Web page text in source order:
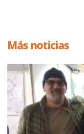
Más noticias